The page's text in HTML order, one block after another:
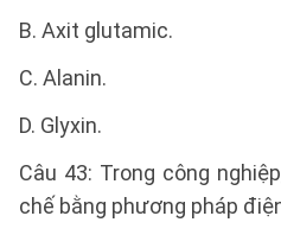
B. Axit glutamic.
C. Alanin.
D. Glyxin.
Câu 43: Trong công
chế bằng phương pháp